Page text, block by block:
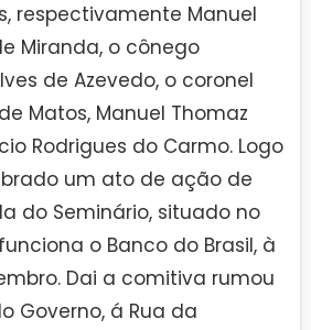
respectivamente Manuel
Miranda, o cônego
de Azevedo, o coronel
Matos, Manuel Thomaz
Rodrigues do Carmo. Logo
um ato de ação de
do Seminário, situado no
o Banco do Brasil, à
Dai a comitiva rumou
Governo, á Rua da